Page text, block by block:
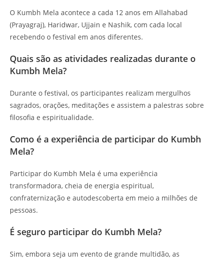
O Kumbh Mela acontece a cada 12 anos em Allahabad
(Prayagraj), Haridwar, Ujjain e Nashik, com cada local
recebendo o festival em anos diferentes.
Quais são as atividades realizadas durante o
Kumbh Mela?
Durante o festival, os participantes realizam mergulhos
sagrados, orações, meditações e assistem a palestras sobre
filosofia e espiritualidade.
Como é a experiência de participar do Kumbh
Mela?
Participar do Kumbh Mela é uma experiência
transformadora, cheia de energia espiritual,
confraternização e autodescoberta em meio a milhões de
pessoas.
É seguro participar do Kumbh Mela?
Sim, embora seja um evento de grande multidão, as